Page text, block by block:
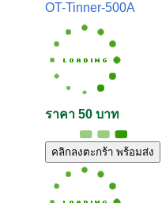
OT-Tinner-500A
ราคา 50 บาท
คลิกลงตะกร้า พร้อมส่ง